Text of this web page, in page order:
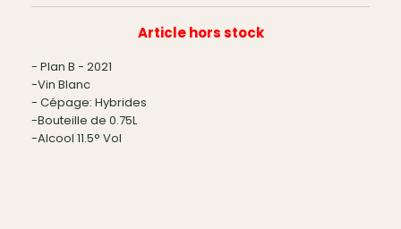
Article hors stock
- Plan B - 2021
-Vin Blanc
- Cépage: Hybrides
-Bouteille de 0.75L
-Alcool 11.5° Vol